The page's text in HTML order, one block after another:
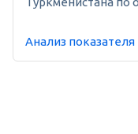
Анализ показателя